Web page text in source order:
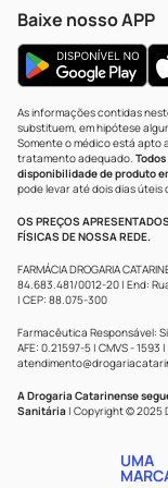
Baixe nosso APP
As informações contidas
substituem, em hipótese
Somente o médico está apto
tratamento adequado.
disponibilidade de produto
pode levar até dois dias
OS PREÇOS
FÍSICAS DE NOSSA REDE.
FARMÁCIA DROGARIA
84.683.481/0012-20 | End:
| CEP: 88.075-300
Farmacêutica Responsável:
AFE: 0.21597-5 | CMVS -
A Drogaria Catarinense
Sanitária | Copyright © 2025
UMA